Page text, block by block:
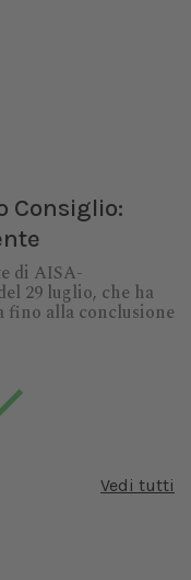
Consiglio:
di AISA-
29 luglio, che ha
fino alla conclusione
Vedi tutti